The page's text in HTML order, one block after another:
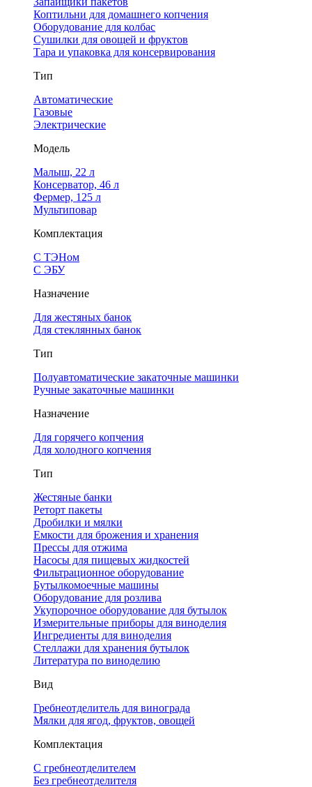
Коптильни для домашнего копчения
Оборудование для колбас
Сушилки для овощей и фруктов
Тара и упаковка для консервирования
Тип
Автоматические
Газовые
Электрические
Модель
Малыш, 22 л
Консерватор, 46 л
Фермер, 125 л
Мультиповар
Комплектация
С ТЭНом
С ЭБУ
Назначение
Для жестяных банок
Для стеклянных банок
Тип
Полуавтоматические закаточные машинки
Ручные закаточные машинки
Назначение
Для горячего копчения
Для холодного копчения
Тип
Жестяные банки
Реторт пакеты
Дробилки и мялки
Емкости для брожения и хранения
Прессы для отжима
Насосы для пищевых жидкостей
Фильтрационное оборудование
Бутылкомоечные машины
Оборудование для розлива
Укупорочное оборудование для бутылок
Измерительные приборы для виноделия
Ингредиенты для виноделия
Стеллажи для хранения бутылок
Литература по виноделию
Вид
Гребнеотделитель для винограда
Мялки для ягод, фруктов, овощей
Комплектация
С гребнеотделителем
Без гребнеотделителя